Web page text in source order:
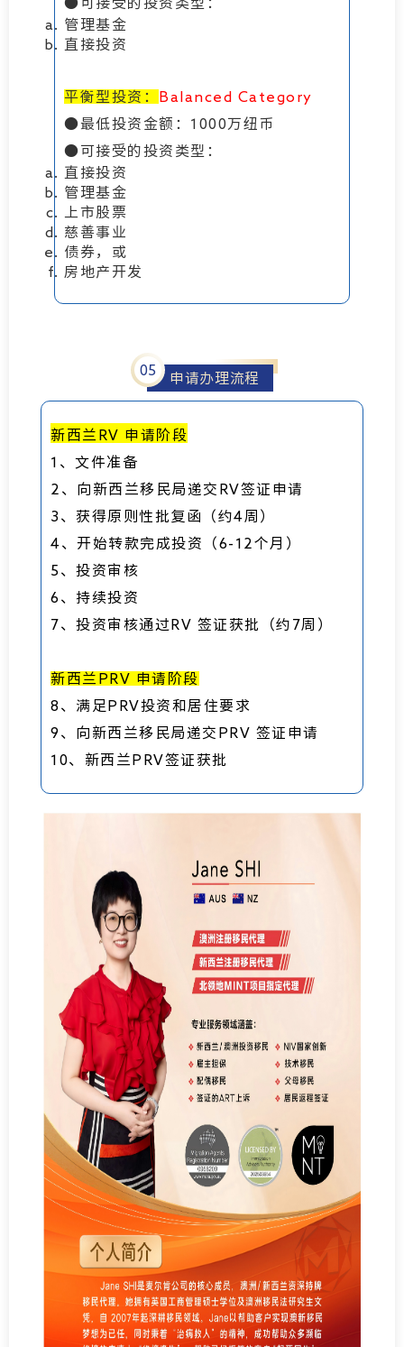
管理基金
直接投资
平衡型投资：
Balanced Category
●最低投资金额：1000万纽币
●可接受的投资类型：
直接投资
管理基金
上市股票
慈善事业
债券，或
房地产开发
05
申请办理流程
新西兰RV 申请阶段
1、文件准备
2、向新西兰移民局递交RV签证申请
3、获得原则性批复函（约4周）
4、开始转款完成投资（6-12个月）
5、投资审核
6、持续投资
7、投资审核通过RV 签证获批（约7周）
新西兰PRV 申请阶段
8、满足PRV投资和居住要求
9、向新西兰移民局递交PRV 签证申请
10、新西兰PRV签证获批